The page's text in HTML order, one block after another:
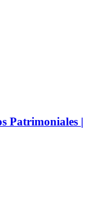
Patrimoniales |